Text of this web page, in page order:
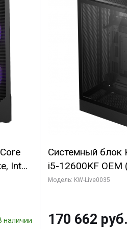
Intel
наличии
Системный блок
i5-12600KF OEM
7, C10 4EC/
SSD)
Модель: KW-Live0035
170 662 руб.